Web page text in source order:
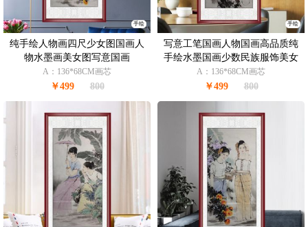
手绘
纯手绘人物画四尺少女图国画人
物水墨画美女图写意国画
A：136*68CM画芯
￥499 800
手绘
写意工笔国画人物国画高品质纯
手绘水墨国画少数民族服饰美女
人物图
A：136*68CM画芯
￥499 800